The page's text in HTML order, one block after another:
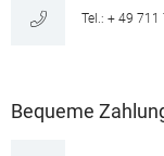
Tel.: + 49
Bequeme